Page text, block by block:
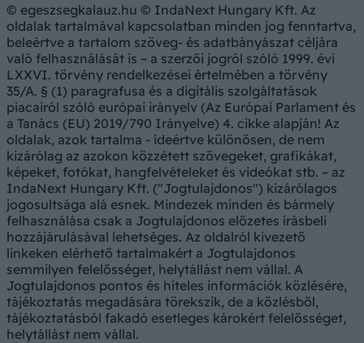
© egeszsegkalauz.hu © IndaNext Hungary Kft. Az
oldalak tartalmával kapcsolatban minden jog fenntartva,
beleértve a tartalom szöveg- és adatbányászat céljára
való felhasználását is – a szerzői jogról szóló 1999. évi
LXXVI. törvény rendelkezései értelmében a törvény
35/A. § (1) paragrafusa és a digitális szolgáltatások
piacairól szóló európai irányelv (Az Európai Parlament és
a Tanács (EU) 2019/790 Irányelve) 4. cikke alapján! Az
oldalak, azok tartalma - ideértve különösen, de nem
kizárólag az azokon közzétett szövegeket, grafikákat,
képeket, fotókat, hangfelvételeket és videókat stb. – az
IndaNext Hungary Kft. ("Jogtulajdonos") kizárólagos
jogosultsága alá esnek. Mindezek minden és bármely
felhasználása csak a Jogtulajdonos előzetes írásbeli
hozzájárulásával lehetséges. Az oldalról kivezető
linkeken elérhető tartalmakért a Jogtulajdonos
semmilyen felelősséget, helytállást nem vállal. A
Jogtulajdonos pontos és hiteles információk közlésére,
tájékoztatás megadására törekszik, de a közlésből,
tájékoztatásból fakadó esetleges károkért felelősséget,
helytállást nem vállal.